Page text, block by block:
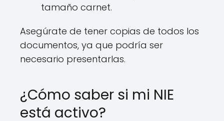
tamaño carnet.
Asegúrate de tener copias de todos los
documentos, ya que podría ser
necesario presentarlas.
¿Cómo saber si mi NIE
está activo?